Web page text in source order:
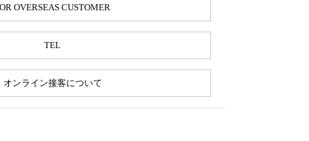
OVERSEAS CUSTOMER
TEL
オンライン接客について